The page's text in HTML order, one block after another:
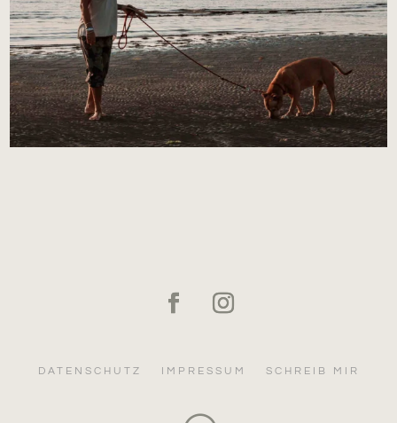
DATENSCHUTZ IMPRESSUM SCHREIB MIR